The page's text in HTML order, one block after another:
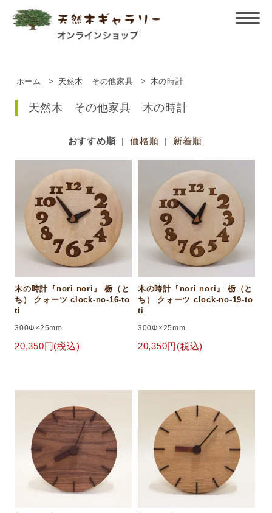
ホーム > 天然木 その他家具 > 木の時計
天然木 その他家具 木の時計
おすすめ順 |価格順 | 新着順
木の時計『nori nori』 栃（と
ち） クォーツ clock-no-16-to
ti
300Φ×25mm
20,350円(税込)
木の時計『nori nori』 栃（と
ち） クォーツ clock-no-19-to
ti
300Φ×25mm
20,350円(税込)